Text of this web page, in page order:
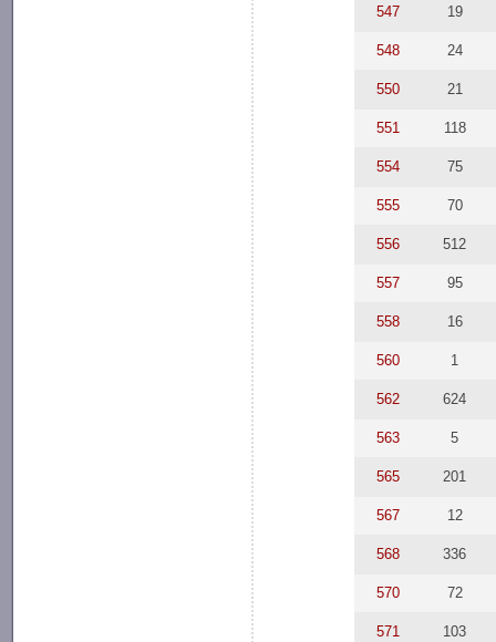
547 19
548 24
550 21
551 118
554 75
555 70
556 512
557 95
558 16
560 1
562 624
563 5
565 201
567 12
568 336
570 72
571 103